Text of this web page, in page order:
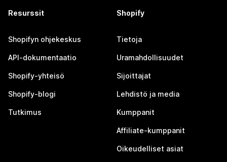
Resurssit
Shopifyn ohjekeskus
API-dokumentaatio
Shopify-yhteisö
Shopify-blogi
Tutkimus
Shopify
Tietoja
Uramahdollisuudet
Sijoittajat
Lehdistö ja media
Kumppanit
Affiliate-kumppanit
Oikeudelliset asiat